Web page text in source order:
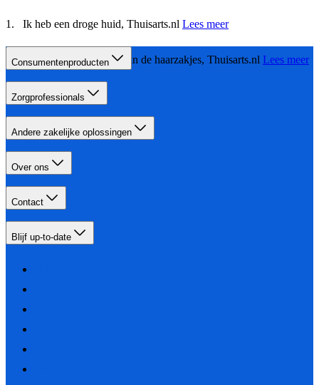
Ik heb een droge huid, Thuisarts.nl Lees meer
Ik heb een ontsteking van de haarzakjes, Thuisarts.nl Lees meer
Consumentenproducten
Zorgprofessionals
Andere zakelijke oplossingen
Over ons
Contact
Blijf up-to-date